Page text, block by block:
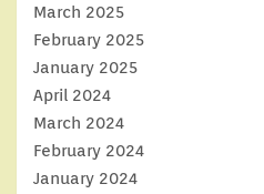
March 2025
February 2025
January 2025
April 2024
March 2024
February 2024
January 2024